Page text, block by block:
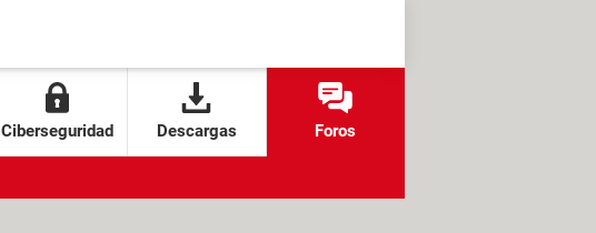
Ciberseguridad Descargas Foros